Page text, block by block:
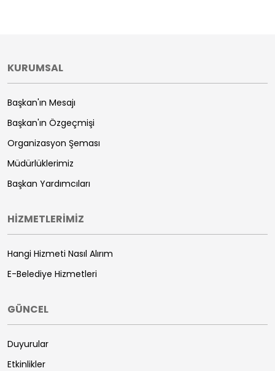
KURUMSAL
Başkan'ın Mesajı
Başkan'ın Özgeçmişi
Organizasyon Şeması
Müdürlüklerimiz
Başkan Yardımcıları
HİZMETLERİMİZ
Hangi Hizmeti Nasıl Alırım
E-Belediye Hizmetleri
GÜNCEL
Duyurular
Etkinlikler